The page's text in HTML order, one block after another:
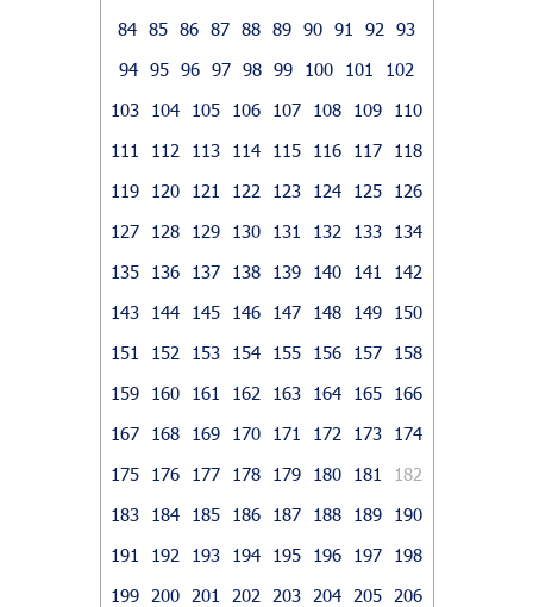
84 85 86 87 88 89 90 91 92
93
94 95 96 97 98 99 100 101
102
103
104 105 106 107 108 109
110
111
112 113 114 115 116 117
118
119
120 121 122 123 124 125
126
127
128 129 130 131 132 133
134
135
136 137 138 139 140 141
142
143
144 145 146 147 148 149
150
151
152 153 154 155 156 157
158
159
160 161 162 163 164 165
166
167
168 169 170 171 172 173
174
175
176 177 178 179 180 181
182
183
184 185 186 187 188 189
190
191
192 193 194 195 196 197
198
199
200 201 202 203 204 205
206